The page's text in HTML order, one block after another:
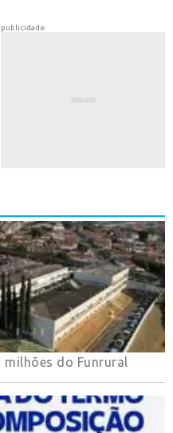
milhões do Funrural
publicidade